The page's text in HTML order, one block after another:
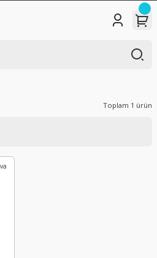
Toplam 1 ürün